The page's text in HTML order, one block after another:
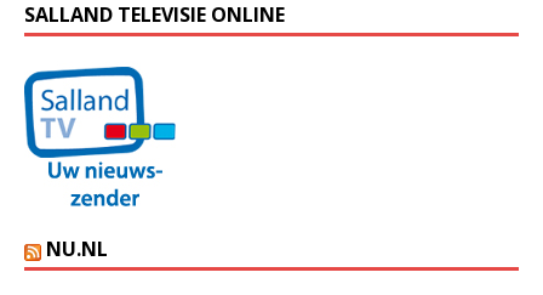
SALLAND TELEVISIE ONLINE
NU.NL